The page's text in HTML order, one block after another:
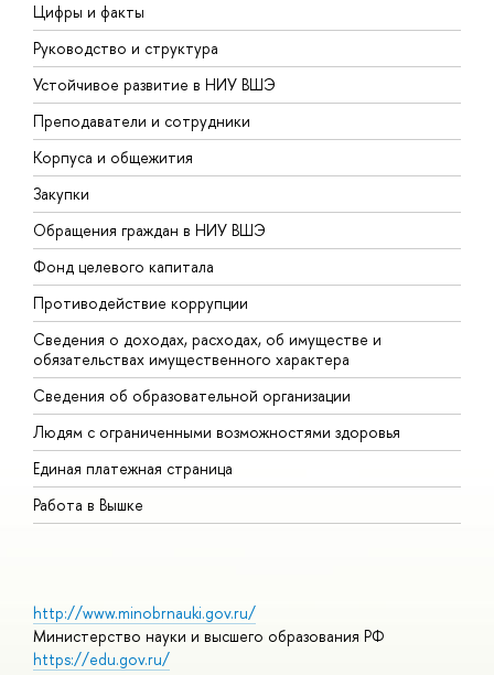
Цифры и факты
Руководство и структура
Устойчивое развитие в НИУ ВШЭ
Преподаватели и сотрудники
Корпуса и общежития
Закупки
Обращения граждан в НИУ ВШЭ
Фонд целевого капитала
Противодействие коррупции
Сведения о доходах, расходах, об имуществе и
обязательствах имущественного характера
Сведения об образовательной организации
Людям с ограниченными возможностями здоровья
Единая платежная страница
Работа в Вышке
http://www.minobrnauki.gov.ru/
Министерство науки и высшего образования РФ
https://edu.gov.ru/